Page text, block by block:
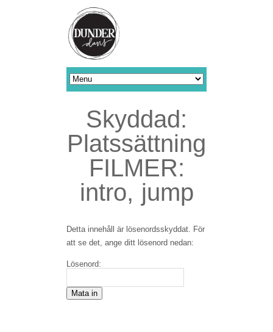
Skyddad:
Platssättning
FILMER:
intro, jump
Detta innehåll är lösenordsskyddat. För
att se det, ange ditt lösenord nedan:
Lösenord: